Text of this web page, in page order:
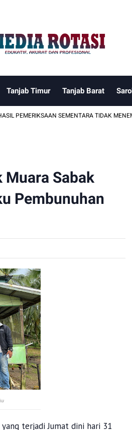
Tanjab Timur Tanjab Barat
SEMENTARA TIDAK MENEMUKAN
Muara Sabak
Pembunuhan
yang terjadi Jumat dini hari 31